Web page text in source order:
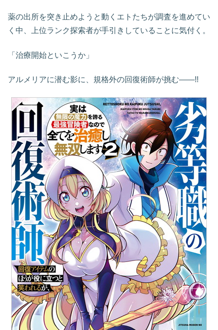
薬の出所を突き止めようと動くエトたちが調査を進めてい
く中、上位ランク探索者が手引きしていることに気付く。
「治療開始といこうか」
アルメリアに潜む影に、規格外の回復術師が挑む――!!